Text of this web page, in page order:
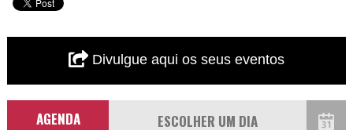
Divulgue aqui os seus eventos
AGENDA